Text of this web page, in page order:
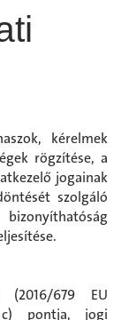
kérelmek
rögzítése, a
jogainak
szolgáló
679 EU
pontja, jogi